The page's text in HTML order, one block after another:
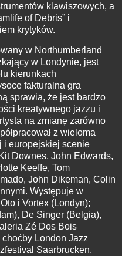
klawiszowych, a
of Debris” i
krytyków.
w Northumberland
w Londynie, jest
kierunkach
fakturalna gra
sprawia, że jest bardzo
kreatywnego jazzu i
na zmianę zarówno
z wieloma
i europejskiej scenie
Downes, John Edwards,
Keeffe, Tom
John Dikeman, Colin
Występuje w
i Vortex (Londyn);
De Singer (Belgia),
Zé Dos Bois
London Jazz
Saarbrucken,